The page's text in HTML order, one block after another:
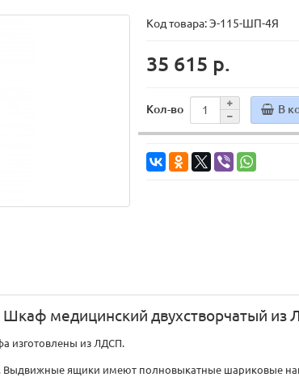
Код товара:Э-115-ШП-4Я
35 615 р.
Кол-во В
Шкаф медицинский двухстворчатый
изготовлены из ЛДСП.
Выдвижные ящики имеют полновыкатные шариковые